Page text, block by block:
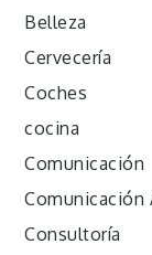
Belleza
Cervecería
Coches
cocina
Comunicación
Comunicación
Consultoría